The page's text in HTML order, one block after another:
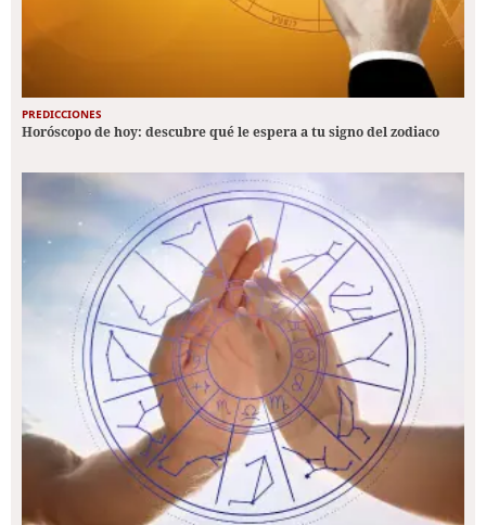
PREDICCIONES
Horóscopo de hoy: descubre qué le espera a tu signo del zodiaco